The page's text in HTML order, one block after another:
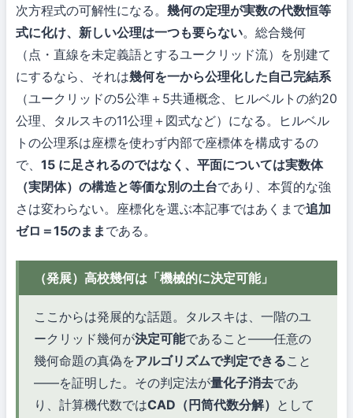
次方程式の可解性になる。 幾何の定理が実数の代数恒等
式に化け、新しい公理は一つも要らない。総合幾何
（点・直線を未定義語とするユークリッド流）を別建て
にするなら、それは幾何を一から公理化した自己完結系
（ユークリッドの5公準＋5共通概念、ヒルベルトの約20
公理、タルスキの11公理＋図式など）になる。ヒルベル
トの公理系は座標を使わず内部で座標体を構成するの
で、 15 に足されるのではなく、平面については実数体
（実閉体）の構造と等価な別の土台であり、本質的な強
さは変わらない。座標化を選ぶ本記事ではあくまで追加
ゼロ＝15のままである。
（発展）高校幾何は「機械的に決定可能」
ここからは発展的な話題。タルスキは、一階のユ
ークリッド幾何が決定可能であること——任意の
幾何命題の真偽をアルゴリズムで判定できること
——を証明した。その判定法が量化子消去であ
り、計算機代数ではCAD（円筒代数分解） として